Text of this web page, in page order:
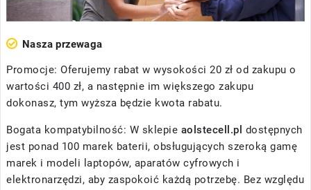
Nasza przewaga
Promocje: Oferujemy rabat w wysokości 20 zł od zakupu o
wartości 400 zł, a następnie im większego zakupu
dokonasz, tym wyższa będzie kwota rabatu.
Bogata kompatybilność: W sklepie aolstecell.pl dostępnych
jest ponad 100 marek baterii, obsługujących szeroką gamę
marek i modeli laptopów, aparatów cyfrowych i
elektronarzędzi, aby zaspokoić każdą potrzebę. Bez względu